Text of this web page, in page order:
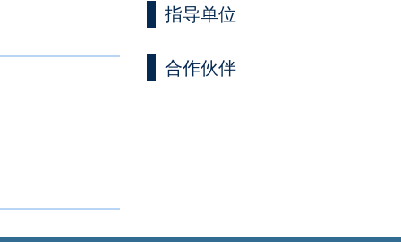
指导单位
合作伙伴